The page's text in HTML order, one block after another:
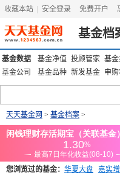
收藏本站 安全登录 免费开户
基金档
基金数据 基金净值 投顾管家 基
基金公司
基金品种 新发基金 申
天天基金网 > 基金档案 >
您浏览过的基金： 华夏大盘 嘉实